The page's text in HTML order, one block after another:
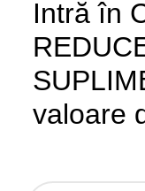
Intră în
valoare